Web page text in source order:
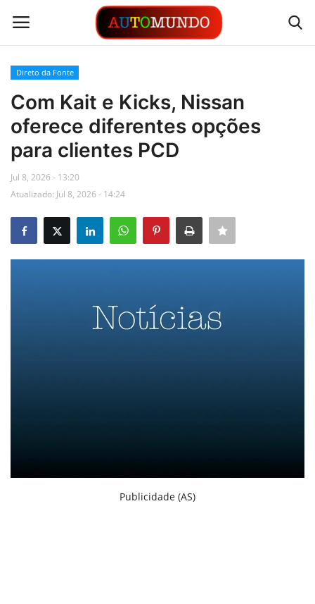
Login
Contato
Links
Busca Direta
Automóveis
Portuguese
Direto da Fonte
Com Kait e Kicks, Nissan
oferece diferentes opções
para clientes PCD
Jul 8, 2026 - 13:20
Atualizado: Jul 8, 2026 - 14:24
Publicidade (AS)